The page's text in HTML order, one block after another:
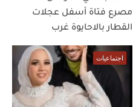
مصرع فتاة أسفل عجلات
القطار بالاحايوة غرب
اجتماعيات